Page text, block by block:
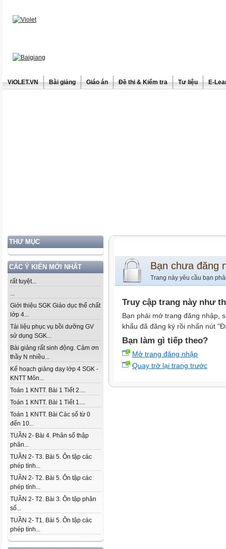
ViOLET.VN Bài giảng Giáo án Đề thi & Kiểm tra Tư liệu E-
THƯ MỤC
CÁC Ý KIẾN MỚI NHẤT
rất tuyệt...
...
Giới thiệu SGK Giáo dục thể chất
lớp 4...
Tài liệu phục vụ bồi dưỡng GV
sử dụng SGK...
Bài giảng rất sinh động. Cảm ơn
thầy N nhiều...
Kế hoạch giảng dạy lớp 4 SGK -
KNTT Môn...
Toán 1 KNTT. Bài 1 Tiết 2....
Toán 1 KNTT. Bài 1 Tiết 1....
Toán 1 KNTT. Bài Các số từ 0
đến 10...
TUẦN 2- Bài 4. Phân số thập
phân...
TUẦN 2- T3. Bài 5. Ôn tập các
phép tính...
TUẦN 2- T2. Bài 5. Ôn tập các
phép tính...
TUẦN 2- T2. Bài 3. Ôn tập phân
số...
TUẦN 2- T1. Bài 5. Ôn tập các
phép tính...
Bạn chưa đăng
Trang này yêu cầu bạn
Truy cập trang này như
Bạn phải mở trang đăng nhập,
khẩu đã đăng ký rồi nhấn nút
Bạn làm gì tiếp theo?
Mở trang đăng nhập
Quay trở lại trang trước